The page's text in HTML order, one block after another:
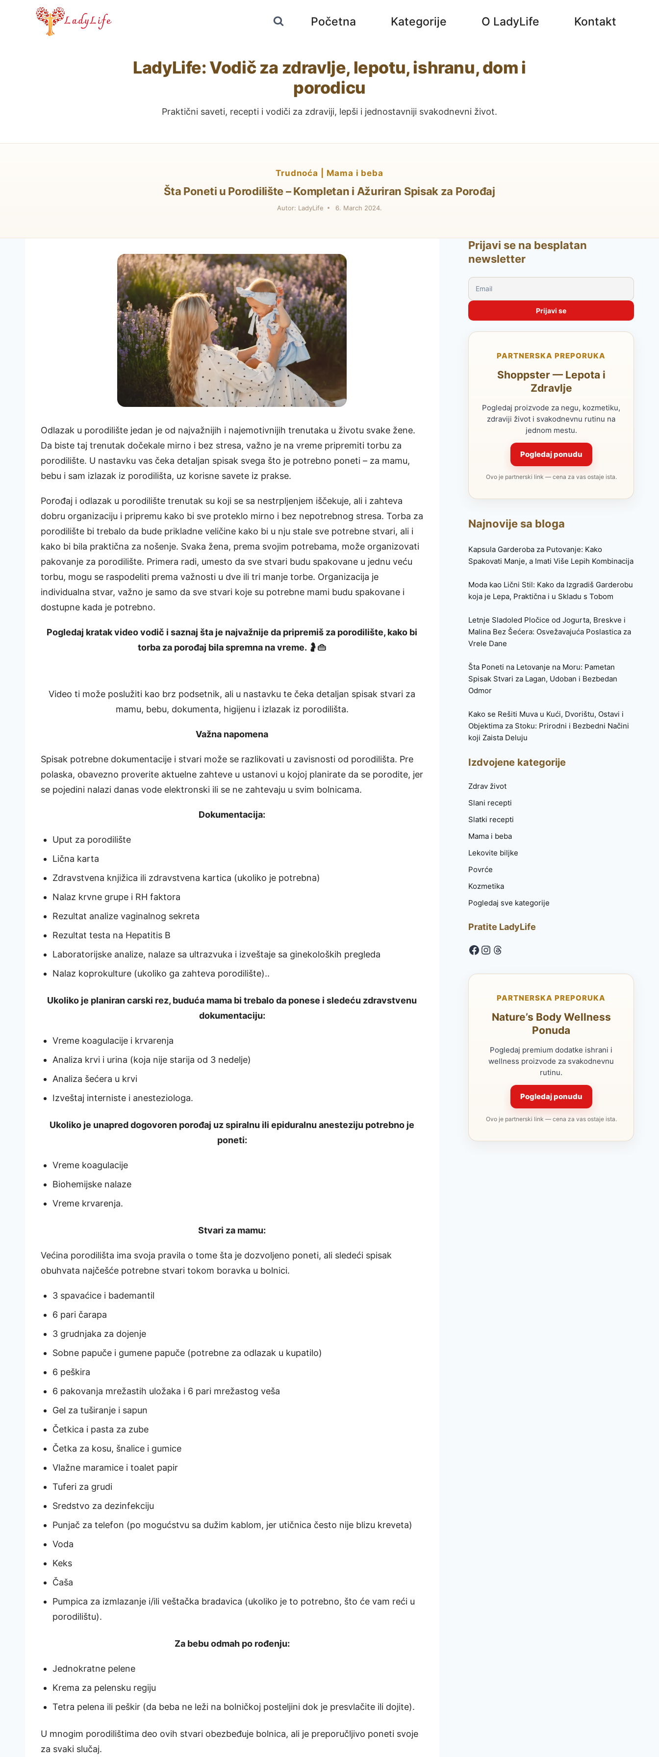
Početna Kategorije O LadyLife Kontakt
LadyLife: Vodič za zdravlje, lepotu, ishranu, dom i
porodicu
Praktični saveti, recepti i vodiči za zdraviji, lepši i jednostavniji svakodnevni život.
trudnoća mama i beba
Šta Poneti u Porodilište – Kompletan i Ažuriran Spisak za Porođaj
Autor: LadyLife 6. March 2024.
Odlazak u porodilište jedan je od najvažnijih i najemotivnijih trenutaka u životu svake žene.
Da biste taj trenutak dočekale mirno i bez stresa, važno je na vreme pripremiti torbu za
porodilište. U nastavku vas čeka detaljan spisak svega što je potrebno poneti – za mamu,
bebu i sam izlazak iz porodilišta, uz korisne savete iz prakse.
Porođaj i odlazak u porodilište trenutak su koji se sa nestrpljenjem iščekuje, ali i zahteva
dobru organizaciju i pripremu kako bi sve proteklo mirno i bez nepotrebnog stresa. Torba za
porodilište bi trebalo da bude prikladne veličine kako bi u nju stale sve potrebne stvari, ali i
kako bi bila praktična za nošenje. Svaka žena, prema svojim potrebama, može organizovati
pakovanje za porodilište. Primera radi, umesto da sve stvari budu spakovane u jednu veću
torbu, mogu se raspodeliti prema važnosti u dve ili tri manje torbe. Organizacija je
individualna stvar, važno je samo da sve stvari koje su potrebne mami budu spakovane i
dostupne kada je potrebno.
Pogledaj kratak video vodič i saznaj šta je najvažnije da pripremiš za porodilište, kako bi
torba za porođaj bila spremna na vreme. 🤰👜
Video ti može poslužiti kao brz podsetnik, ali u nastavku te čeka detaljan spisak stvari za
mamu, bebu, dokumenta, higijenu i izlazak iz porodilišta.
Važna napomena
Spisak potrebne dokumentacije i stvari može se razlikovati u zavisnosti od porodilišta. Pre
polaska, obavezno proverite aktuelne zahteve u ustanovi u kojoj planirate da se porodite, jer
se pojedini nalazi danas vode elektronski ili se ne zahtevaju u svim bolnicama.
Dokumentacija:
Uput za porodilište
Lična karta
Zdravstvena knjižica ili zdravstvena kartica (ukoliko je potrebna)
Nalaz krvne grupe i RH faktora
Rezultat analize vaginalnog sekreta
Rezultat testa na Hepatitis B
Laboratorijske analize, nalaze sa ultrazvuka i izveštaje sa ginekoloških pregleda
Nalaz koprokulture (ukoliko ga zahteva porodilište)..
Ukoliko je planiran carski rez, buduća mama bi trebalo da ponese i sledeću zdravstvenu
dokumentaciju:
Vreme koagulacije i krvarenja
Analiza krvi i urina (koja nije starija od 3 nedelje)
Analiza šećera u krvi
Izveštaj interniste i anesteziologa.
Ukoliko je unapred dogovoren porođaj uz spiralnu ili epiduralnu anesteziju potrebno je
poneti:
Vreme koagulacije
Biohemijske nalaze
Vreme krvarenja.
Stvari za mamu:
Većina porodilišta ima svoja pravila o tome šta je dozvoljeno poneti, ali sledeći spisak
obuhvata najčešće potrebne stvari tokom boravka u bolnici.
3 spavaćice i bademantil
6 pari čarapa
3 grudnjaka za dojenje
Sobne papuče i gumene papuče (potrebne za odlazak u kupatilo)
6 peškira
6 pakovanja mrežastih uložaka i 6 pari mrežastog veša
Gel za tuširanje i sapun
Četkica i pasta za zube
Četka za kosu, šnalice i gumice
Vlažne maramice i toalet papir
Tuferi za grudi
Sredstvo za dezinfekciju
Punjač za telefon (po mogućstvu sa dužim kablom, jer utičnica često nije blizu kreveta)
Voda
Keks
Čaša
Pumpica za izmlazanje i/ili veštačka bradavica (ukoliko je to potrebno, što će vam reći u
porodilištu).
Za bebu odmah po rođenju:
Jednokratne pelene
Krema za pelensku regiju
Tetra pelena ili peškir (da beba ne leži na bolničkoj posteljini dok je presvlačite ili dojite).
U mnogim porodilištima deo ovih stvari obezbeđuje bolnica, ali je preporučljivo poneti svoje
za svaki slučaj.
Prijavi se na besplatan
newsletter
PARTNERSKA PREPORUKA
Shoppster — Lepota i
Zdravlje
Pogledaj proizvode za negu, kozmetiku,
zdraviji život i svakodnevnu rutinu na
jednom mestu.
Pogledaj ponudu
Ovo je partnerski link — cena za vas ostaje ista.
Najnovije sa bloga
Kapsula Garderoba za Putovanje: Kako
Spakovati Manje, a Imati Više Lepih Kombinacija
Moda kao Lični Stil: Kako da Izgradiš Garderobu
koja je Lepa, Praktična i u Skladu s Tobom
Letnje Sladoled Pločice od Jogurta, Breskve i
Malina Bez Šećera: Osvežavajuća Poslastica za
Vrele Dane
Šta Poneti na Letovanje na Moru: Pametan
Spisak Stvari za Lagan, Udoban i Bezbedan
Odmor
Kako se Rešiti Muva u Kući, Dvorištu, Ostavi i
Objektima za Stoku: Prirodni i Bezbedni Načini
koji Zaista Deluju
Izdvojene kategorije
Zdrav život
Slani recepti
Slatki recepti
Mama i beba
Lekovite biljke
Povrće
Kozmetika
Pogledaj sve kategorije
Pratite LadyLife
Facebook
Instagram
Threads
PARTNERSKA PREPORUKA
Nature’s Body Wellness
Ponuda
Pogledaj premium dodatke ishrani i
wellness proizvode za svakodnevnu
rutinu.
Pogledaj ponudu
Ovo je partnerski link — cena za vas ostaje ista.